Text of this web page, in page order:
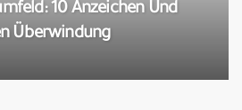
10 Anzeichen Und
Überwindung